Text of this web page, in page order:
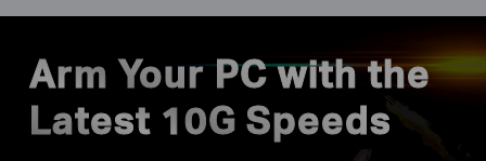
Arm Your PC with the
Latest 10G Speeds